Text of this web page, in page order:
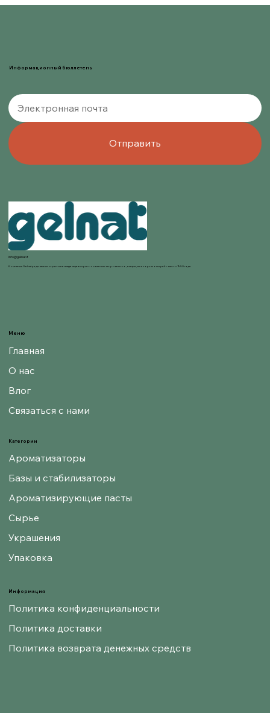
Информационный бюллетень
Отправить
info@gelnat.it
Компания Gelnat родилась из страсти ее владельцев к приготовлению мороженого, в мире, в котором они работают с 1950 года.
Информация
Политика конфиденциальности
Политика доставки
Политика возврата денежных средств
Категории
Ароматизаторы
Базы и стабилизаторы
Ароматизирующие пасты
Сырье
Украшения
Упаковка
Меню
Главная
О нас
Влог
Связаться с нами